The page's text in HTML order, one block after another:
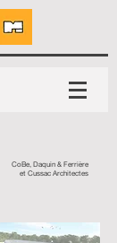
CoBe, Daquin & Ferrière
et Cussac Architectes